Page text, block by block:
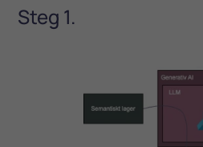
Steg 1.